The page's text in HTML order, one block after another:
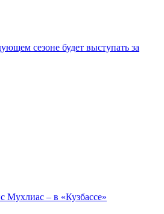
сезоне будет выступать за
– в «Кузбассе»